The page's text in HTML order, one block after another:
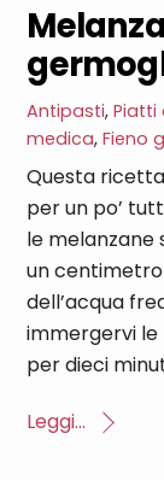
Antipasti,Piatti
medica,Fieno
Questa
per un po’
le melanzane
un
dell’acqua
immergervi le
per dieci
Leggi...